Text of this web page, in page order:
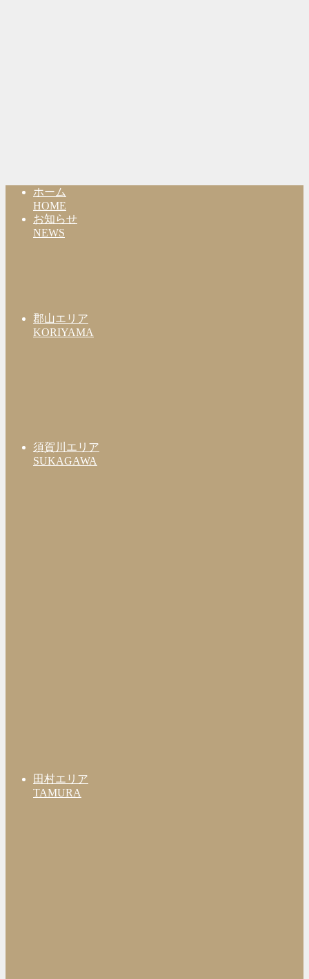
ホーム
HOME
お知らせ
NEWS
郡山エリア
KORIYAMA
須賀川エリア
SUKAGAWA
田村エリア
TAMURA